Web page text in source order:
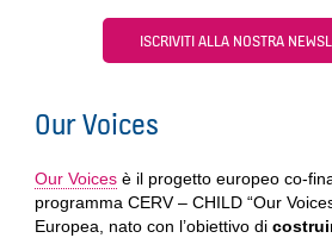
ISCRIVITI ALLA NOSTRA
Our Voices
Our Voicesè il progetto europeo co-
programma CERV – CHILD “Our
Europea, nato con l’obiettivo di